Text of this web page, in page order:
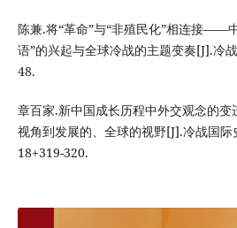
陈兼.将“革命”与“非殖民化”相连接——
语”的兴起与全球冷战的主题变奏[J].冷
48.
章百家.新中国成长历程中外交观念的
视角到发展的、全球的视野[J].冷战国
18+319-320.